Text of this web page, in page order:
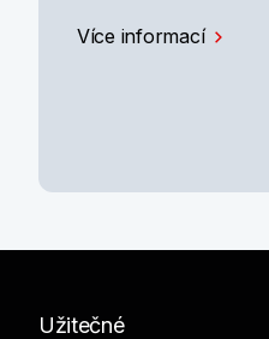
Více informací
Užitečné